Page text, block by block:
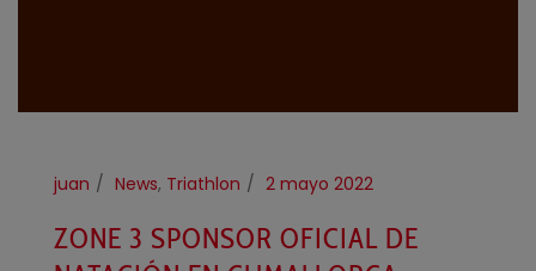
juan News, Triathlon 2 mayo 2022
ZONE 3 SPONSOR OFICIAL DE